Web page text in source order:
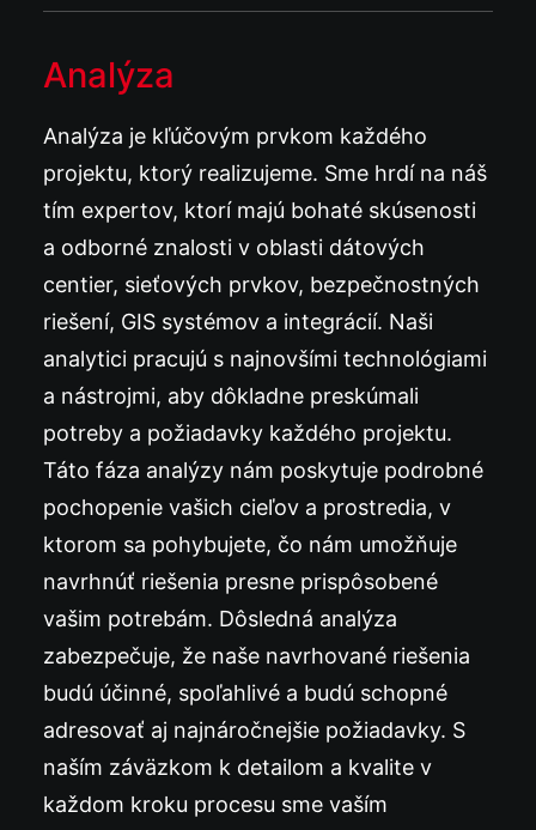
Analýza
Analýza je kľúčovým prvkom každého
projektu, ktorý realizujeme. Sme hrdí na náš
tím expertov, ktorí majú bohaté skúsenosti
a odborné znalosti v oblasti dátových
centier, sieťových prvkov, bezpečnostných
riešení, GIS systémov a integrácií. Naši
analytici pracujú s najnovšími technológiami
a nástrojmi, aby dôkladne preskúmali
potreby a požiadavky každého projektu.
Táto fáza analýzy nám poskytuje podrobné
pochopenie vašich cieľov a prostredia, v
ktorom sa pohybujete, čo nám umožňuje
navrhnúť riešenia presne prispôsobené
vašim potrebám. Dôsledná analýza
zabezpečuje, že naše navrhované riešenia
budú účinné, spoľahlivé a budú schopné
adresovať aj najnáročnejšie požiadavky. S
naším záväzkom k detailom a kvalite v
každom kroku procesu sme vaším